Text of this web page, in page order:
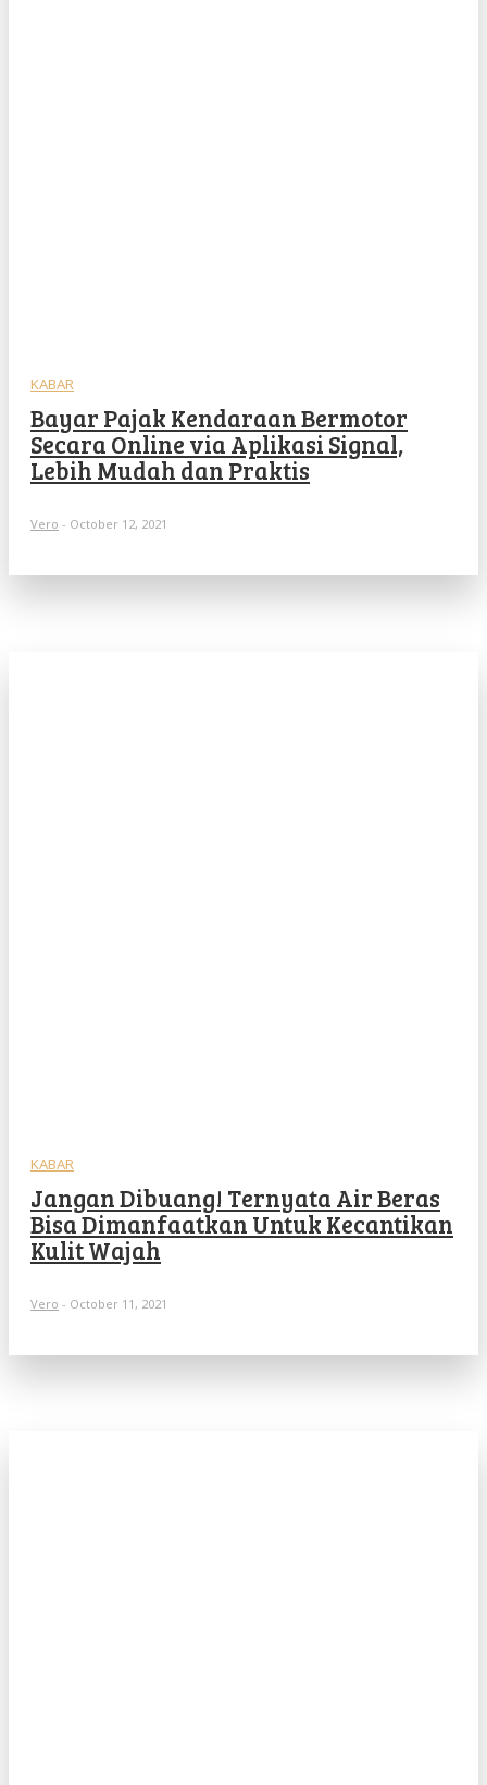
KABAR
Bayar Pajak Kendaraan Bermotor
Secara Online via Aplikasi Signal,
Lebih Mudah dan Praktis
Vero - October 12, 2021
KABAR
Jangan Dibuang! Ternyata Air Beras
Bisa Dimanfaatkan Untuk Kecantikan
Kulit Wajah
Vero - October 11, 2021